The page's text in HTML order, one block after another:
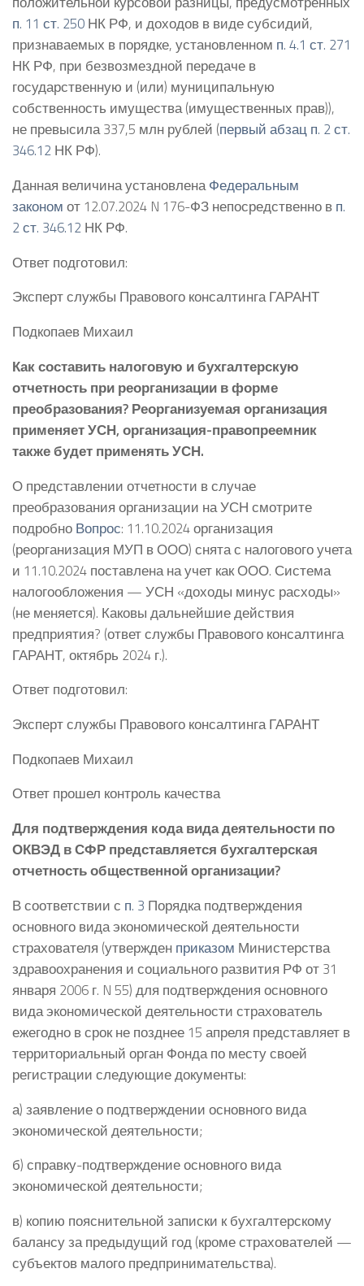
п. 11 ст. 250 НК РФ, и доходов в виде субсидий,
признаваемых в порядке, установленном п. 4.1 ст. 271
НК РФ, при безвозмездной передаче в
государственную и (или) муниципальную
собственность имущества (имущественных прав)),
не превысила 337,5 млн рублей (первый абзац п. 2 ст.
346.12 НК РФ).
Данная величина установленаФедеральным
законом от 12.07.2024 N 176-ФЗ непосредственно в п.
2 ст. 346.12 НК РФ.
Ответ подготовил:
Эксперт службы Правового консалтинга ГАРАНТ
Подкопаев Михаил
Как составить налоговую и бухгалтерскую
отчетность при реорганизации в форме
преобразования? Реорганизуемая организация
применяет УСН, организация-правопреемник
также будет применять УСН.
О представлении отчетности в случае
преобразования организации на УСН смотрите
подробно Вопрос: 11.10.2024 организация
(реорганизация МУП в ООО) снята с налогового учета
и 11.10.2024 поставлена на учет как ООО. Система
налогообложения — УСН «доходы минус расходы»
(не меняется). Каковы дальнейшие действия
предприятия? (ответ службы Правового консалтинга
ГАРАНТ, октябрь 2024 г.).
Ответ подготовил:
Эксперт службы Правового консалтинга ГАРАНТ
Подкопаев Михаил
Ответ прошел контроль качества
Для подтверждения кода вида деятельности по
ОКВЭД в СФР представляется бухгалтерская
отчетность общественной организации?
В соответствии с п. 3 Порядка подтверждения
основного вида экономической деятельности
страхователя (утвержден приказом Министерства
здравоохранения и социального развития РФ от 31
января 2006 г. N 55) для подтверждения основного
вида экономической деятельности страхователь
ежегодно в срок не позднее 15 апреля представляет в
территориальный орган Фонда по месту своей
регистрации следующие документы:
а) заявление о подтверждении основного вида
экономической деятельности;
б) справку-подтверждение основного вида
экономической деятельности;
в) копию пояснительной записки к бухгалтерскому
балансу за предыдущий год (кроме страхователей —
субъектов малого предпринимательства).